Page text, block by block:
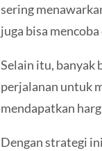
sering
juga bisa
Selain itu, banyak
perjalanan untuk
mendapatkan
Dengan strategi